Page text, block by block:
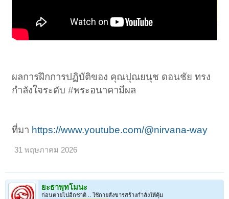
ผลการฝึกการปฏิบัติของ คุณปุณยนุช ดอนชัย ทรง
กำลังใจระดับ #พระอนาคามีผล
ที่มา https://www.youtube.com/@nirvana-way
31 พฤษภาคม 2026
ยะธาพุทโมนะ
ก่อนตายไปอีกชาติ .. ใช้กายสังขารสร้างกำลังให้คุ้ม